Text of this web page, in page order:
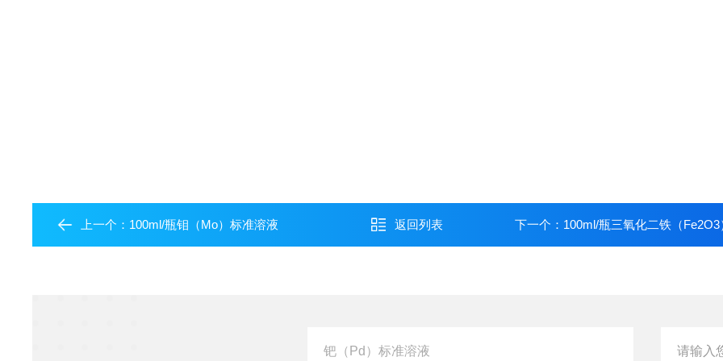
上一个： 100ml/瓶钼（Mo）标准溶液 返回列表 下一个： 100ml/瓶三氧化二铁（Fe2O3